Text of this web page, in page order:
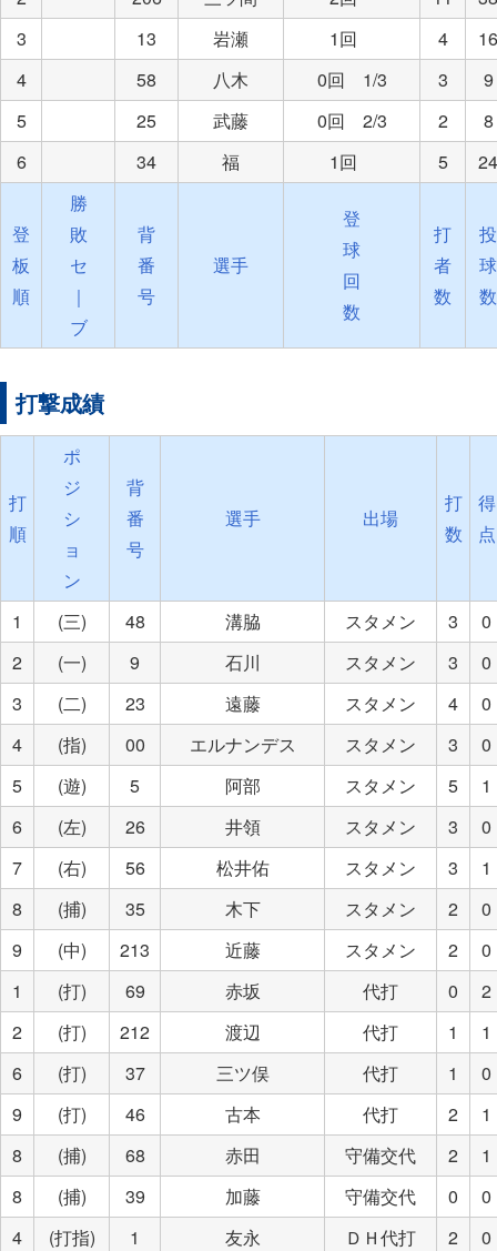
3
13 岩瀬 1回 4
16
4
58 八木 0回 1/3 3
9
5
25 武藤 0回 2/3 2
8
6
34 福 1回 5 24
登
板
順
勝
敗
セ
｜
ブ
背
番
号
選手
登
球
回
数
打
者
数
投
球
数
打撃成績
打
順
ポ
ジ
シ
ョ
ン
背
番
号
選手 出場
打
数
得
点
1 (三) 48 溝脇 スタメン 3
0
2
(一) 9 石川 スタメン 3
0
3
(二) 23 遠藤 スタメン 4
0
4
(指) 00 エルナンデス スタメン 3
0
5
(遊) 5 阿部 スタメン 5
1
6
(左) 26 井領 スタメン 3
0
7
(右) 56 松井佑 スタメン 3
1
8
(捕) 35 木下 スタメン 2
0
9
(中) 213 近藤 スタメン 2
0
1
(打) 69 赤坂 代打 0
2
2
(打) 212 渡辺 代打 1
1
6
(打) 37 三ツ俣 代打 1
0
9
(打) 46 古本 代打 2
1
8
(捕) 68 赤田 守備交代 2
1
8
(捕) 39 加藤 守備交代 0
0
4
(打指) 1 友永 ＤＨ代打 2 0